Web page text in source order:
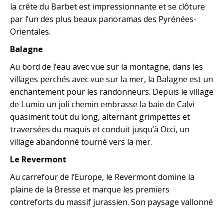
la crête du Barbet est impressionnante et se clôture
par l’un des plus beaux panoramas des Pyrénées-
Orientales.
Balagne
Au bord de l’eau avec vue sur la montagne, dans les
villages perchés avec vue sur la mer, la Balagne est un
enchantement pour les randonneurs. Depuis le village
de Lumio un joli chemin embrasse la baie de Calvi
quasiment tout du long, alternant grimpettes et
traversées du maquis et conduit jusqu’à Occi, un
village abandonné tourné vers la mer.
Le Revermont
Au carrefour de l’Europe, le Revermont domine la
plaine de la Bresse et marque les premiers
contreforts du massif jurassien. Son paysage vallonné